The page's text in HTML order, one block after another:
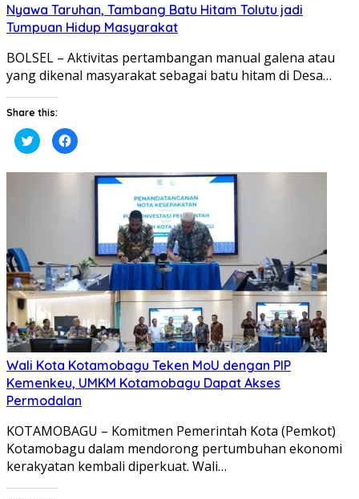
Nyawa Taruhan, Tambang Batu Hitam Tolutu jadi
Tumpuan Hidup Masyarakat
BOLSEL – Aktivitas pertambangan manual galena atau
yang dikenal masyarakat sebagai batu hitam di Desa…
Share this:
Klik
untuk
berbagi
Twitter(Membuka
Klik
untuk
Facebook(Membuka
Wali Kota Kotamobagu Teken MoU dengan PIP
Kemenkeu, UMKM Kotamobagu Dapat Akses
Permodalan
KOTAMOBAGU – Komitmen Pemerintah Kota (Pemkot)
Kotamobagu dalam mendorong pertumbuhan ekonomi
kerakyatan kembali diperkuat. Wali…